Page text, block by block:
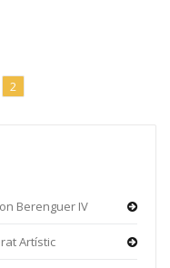
2
Berenguer IV
Artístic